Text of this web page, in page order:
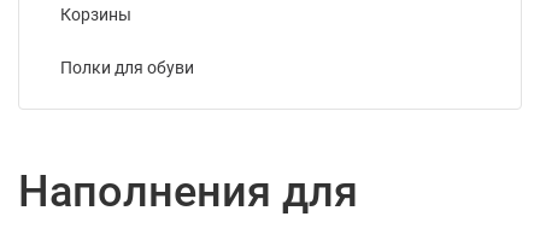
Корзины
Полки для обуви
Наполнения для